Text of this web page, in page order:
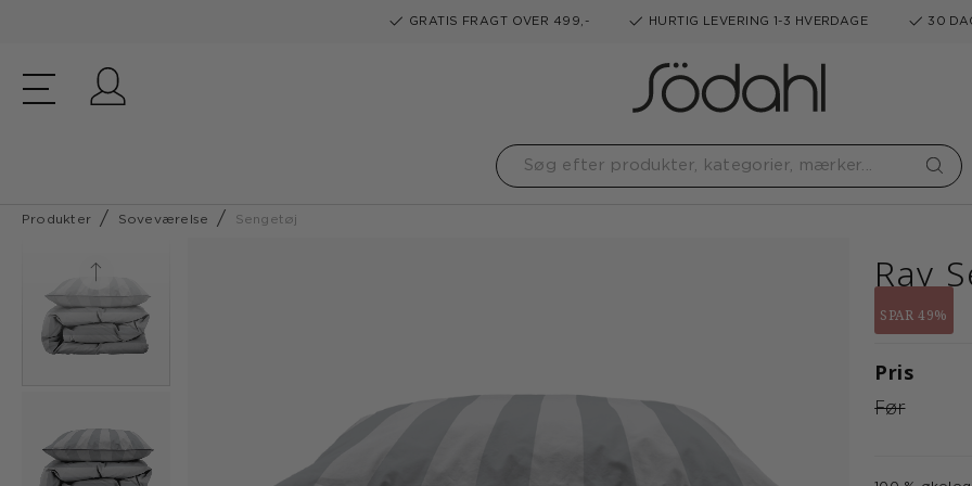
GRATIS FRAGT OVER 499,- HURTIG LEVERING 1-3 HVERDAGE 30
Produkter Soveværelse Sengetøj
Ray
SPAR 49%
Pris
Før